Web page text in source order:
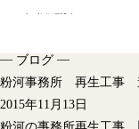
— ブログ —
粉河事務所 再生工事
2015年11月13日